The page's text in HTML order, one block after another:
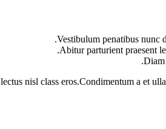
Vestibulum penatibus nunc
Abitur parturient praesent
Diam
nisl class eros.Condimentum a et